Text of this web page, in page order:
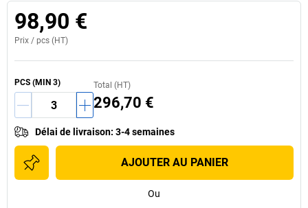
98,90 €
Prix / pcs (HT)
PCS (MIN 3) Total (HT)
296,70 €
Délai de livraison: 3-4 semaines
AJOUTER AU PANIER
Ou